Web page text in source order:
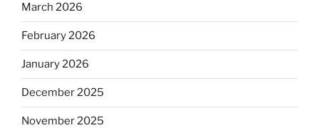
March 2026
February 2026
January 2026
December 2025
November 2025